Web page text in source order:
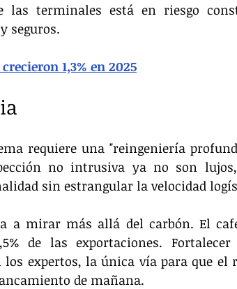
terminales está en riesgo
seguros.
1,3% en 2025
requiere una "reingeniería
no intrusiva ya no son
sin estrangular la velocidad
a mirar más allá del carbón. El
de las exportaciones. Fortalecer
expertos, la única vía para que el
de mañana.